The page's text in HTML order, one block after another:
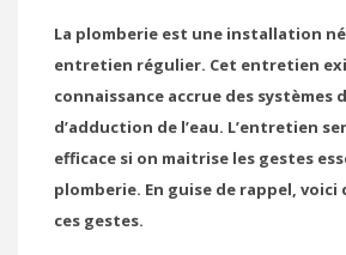
La plomberie est une installation
entretien régulier. Cet entretien
connaissance accrue des systèmes
d’adduction de l’eau. L’entretien
efficace si on maitrise les gestes
plomberie. En guise de rappel, voici
ces gestes.